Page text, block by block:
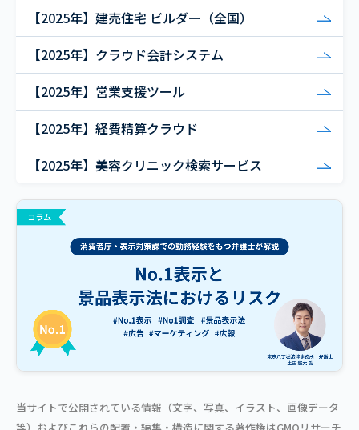
【2025年】建売住宅 ビルダー（全国）
【2025年】クラウド会計システム
【2025年】営業支援ツール
【2025年】経費精算クラウド
【2025年】美容クリニック検索サービス
当サイトで公開されている情報（文字、写真、イラスト、画像データ